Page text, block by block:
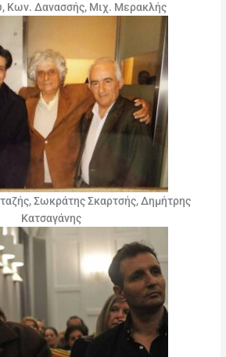
Κων. Δανασσής, Μιχ. Μερακλής
Σωκράτης Σκαρτσής, Δημήτρης
Κατσαγάνης